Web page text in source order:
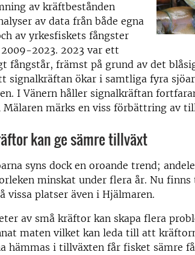
av kräftbestånden
av data från både egna
av yrkesfiskets fångster
2023. 2023 var ett
fångstår, främst på grund av det
signalkräftan ökar i samtliga fyra
I Vänern håller signalkräftan
Mälaren märks en viss förbättring av
kan ge sämre tillväxt
syns dock en oroande trend;
minskat under flera år. Nu
vissa platser även i Hjälmaren.
av små kräftor kan skapa flera
maten vilket kan leda till att
hämmas i tillväxten får fisket sämre